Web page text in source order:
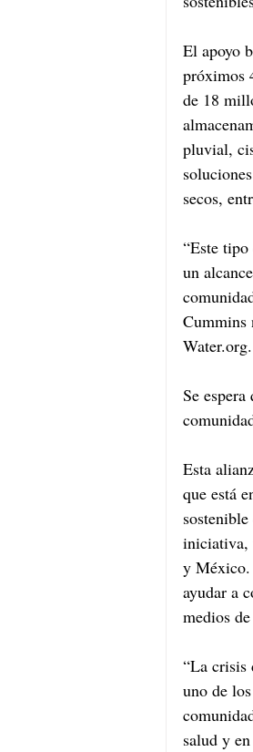
El apoyo
próximos
de 18
pluvial,
secos,
“Este
un
Cummins
Water.org.
Se
Esta
que está
iniciativa,
y México.
ayudar a
medios
“La crisis
uno de
salud y